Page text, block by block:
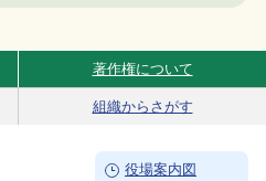
著作権について
組織からさがす
→
役場案内図